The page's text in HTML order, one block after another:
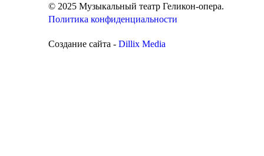
© 2025 Музыкальный театр Геликон-опера.
Политика конфиденциальности
Создание сайта - Dillix Media